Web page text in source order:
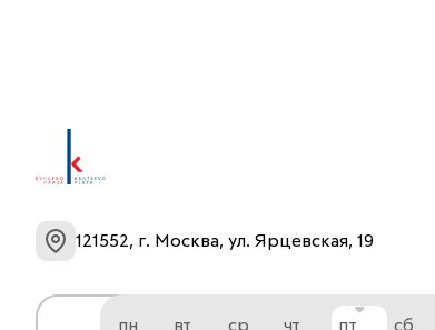
121552, г. Москва, ул. Ярцевская, 19
пн вт ср чт пт сб